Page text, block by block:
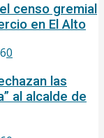
censo gremial
en El Alto
0
las
al alcalde de